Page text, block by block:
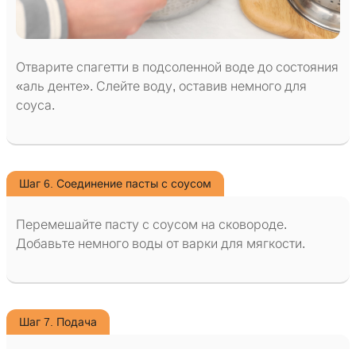
Отварите спагетти в подсоленной воде до состояния
«аль денте». Слейте воду, оставив немного для
соуса.
Шаг 6. Соединение пасты с соусом
Перемешайте пасту с соусом на сковороде.
Добавьте немного воды от варки для мягкости.
Шаг 7. Подача